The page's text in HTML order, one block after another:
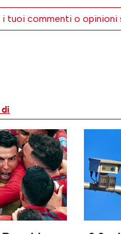
i tuoi commenti o